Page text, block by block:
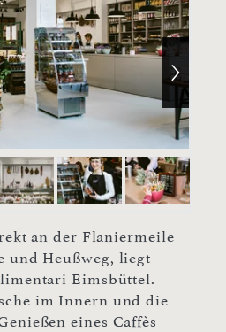
an der Flaniermeile
und Heußweg, liegt
Eimsbüttel.
im Innern und die
eines Caffès